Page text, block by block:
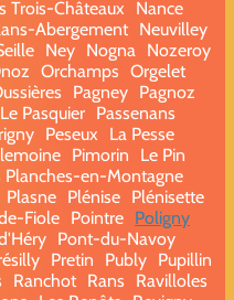
Trois-Châteaux
Nance
Abergement Neuvilley
Ney Nogna
Nozeroy
Orchamps Orgelet
Pagney
Pagnoz
Le Pasquier Passenans
Peseux
La Pesse
Pimorin
Le Pin
Planches-en-Montagne
Plasne Plénise
Plénisette
Fiole Pointre Poligny
Pont-du-Navoy
Pretin Publy Pupillin
Ranchot Rans
Ravilloles